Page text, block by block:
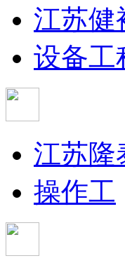
江苏健
设备工
江苏隆
操作工